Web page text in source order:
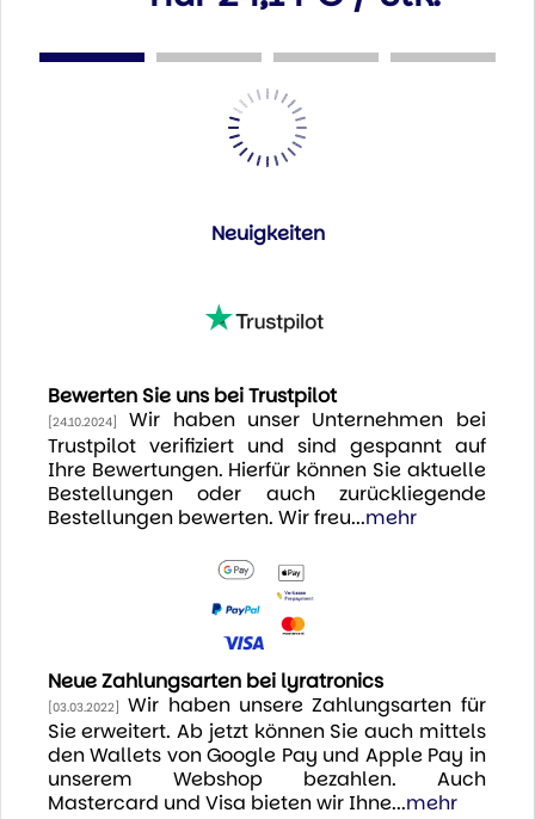
Neuigkeiten
Bewerten Sie uns bei Trustpilot
[24.10.2024]
Wir haben unser Unternehmen bei
Trustpilot verifiziert und sind gespannt auf
Ihre Bewertungen. Hierfür können Sie aktuelle
Bestellungen oder auch zurückliegende
Bestellungen bewerten. Wir freu...mehr
Neue Zahlungsarten bei lyratronics
[03.03.2022] Wir haben unsere Zahlungsarten für
Sie erweitert. Ab jetzt können Sie auch mittels
den Wallets von Google Pay und Apple Pay in
unserem Webshop bezahlen. Auch
Mastercard und Visa bieten wir Ihne...mehr